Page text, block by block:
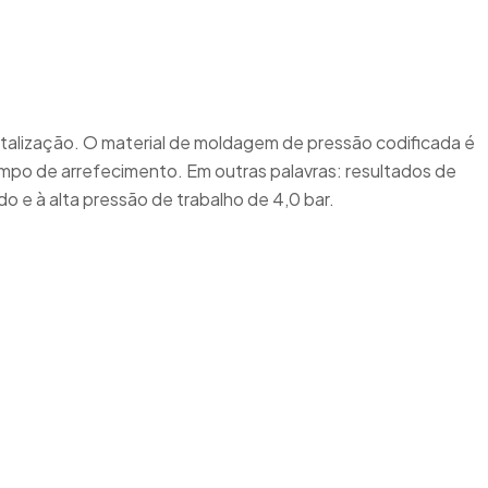
O material de moldagem de pressão codificada é
de arrefecimento. Em outras palavras: resultados de
e à alta pressão de trabalho de 4,0 bar.